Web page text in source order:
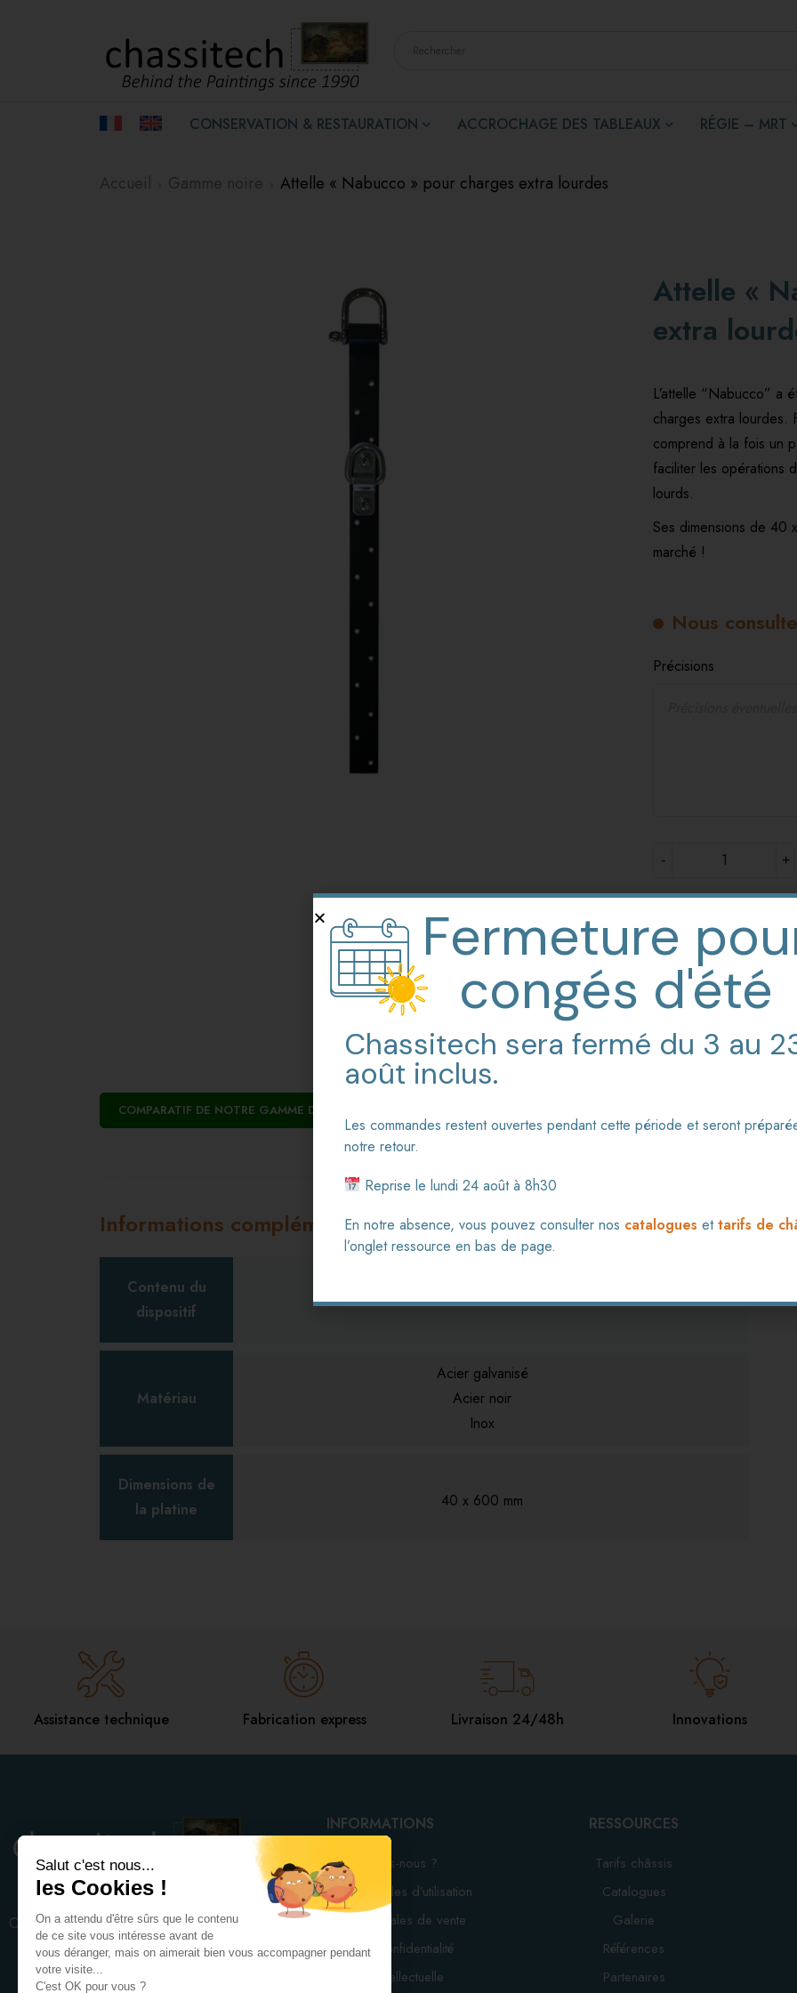
CONSERVATION & RESTAURATION ACCROCHAGE DES TABLEAUX RÉGIE – MRT
Attelle « Nabucco » pour charges extra lourdes
Attelle «
extra
L’attelle “Nabucco” a
charges extra lourdes.
comprend à la fois un
faciliter les opérations
lourds.
Ses dimensions de 40
marché !
Nous
Précisions
Réf. :
Catégories :
COMPARATIF DE NOTRE GAMME D’ATTELLES ET PONTETS
Informations complémentaires
Contenu du
dispositif
Matériau
Acier galvanisé
Acier noir
Inox
Dimensions de
la platine
40 x 600 mm
Assistance technique Fabrication express Livraison 24/48h Innovations
Ce site est réservé aux professionnels,
pas de vente aux particuliers. Pour
toute question ou remarque
INFORMATIONS
Qui sommes-nous ?
Conditions générales d’utilisation
Conditions générales de vente
Politique de confidentialité
Protection intellectuelle
RESSOURCES
Tarifs châssis
Catalogues
Galerie
Références
Partenaires
Fermeture
congés d'été
Chassitech sera fermé du 3 au
août inclus.
Les commandes restent ouvertes pendant cette période et seront
notre retour.
Reprise le lundi 24 août à 8h30
En notre absence, vous pouvez consulter nos catalogues ettarifs de
l’onglet ressource en bas de page.